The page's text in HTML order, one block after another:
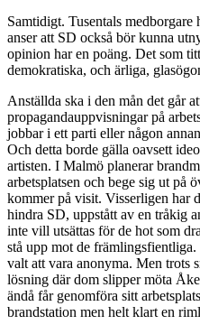
Samtidigt. Tusentals medborgare
anser att SD också bör kunna
opinion har en poäng. Det som
demokratiska, och ärliga,
Anställda ska i den mån det går
propagandauppvisningar på
jobbar i ett parti eller någon
Och detta borde gälla oavsett
artisten. I Malmö planerar
arbetsplatsen och bege sig ut på
kommer på visit. Visserligen har
hindra SD, uppstått av en tråkig
inte vill utsättas för de hot som
stå upp mot de
valt att vara anonyma. Men trots
lösning där dom slipper möta
ändå får genomföra sitt
brandstation men helt klart en